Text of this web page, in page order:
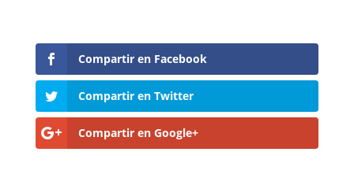
Compartir en Facebook
Compartir en Twitter
Compartir en Google+